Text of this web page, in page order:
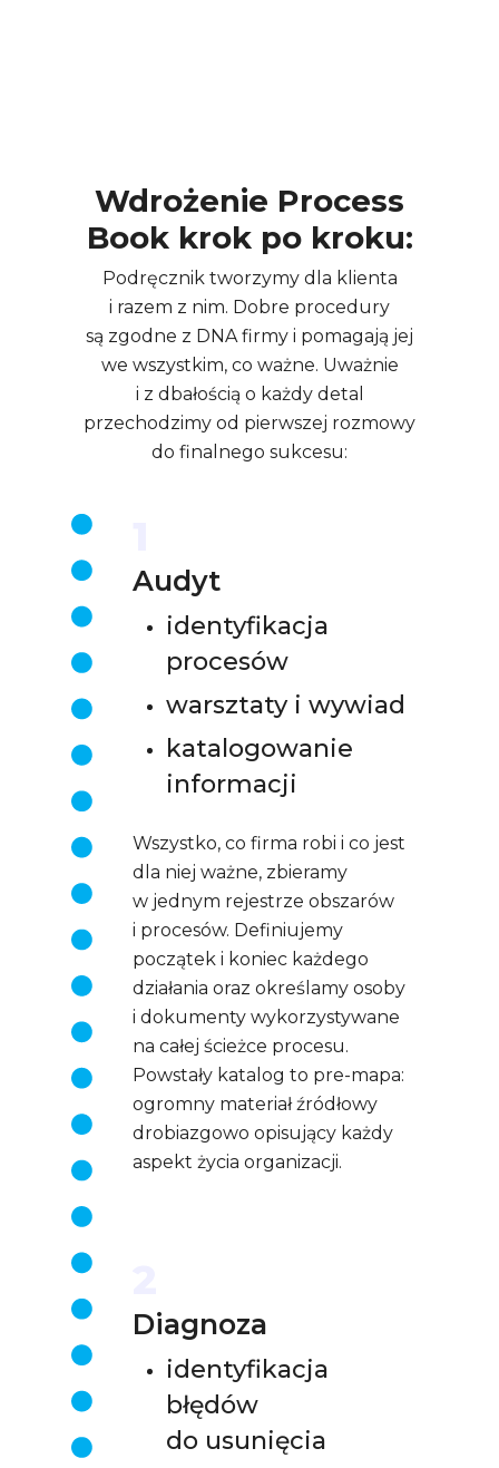
Wdrożenie Process
Book krok po kroku:
Podręcznik tworzymy dla klienta
i razem z nim. Dobre procedury
są zgodne z DNA firmy i pomagają jej
we wszystkim, co ważne. Uważnie
i z dbałością o każdy detal
przechodzimy od pierwszej rozmowy
do finalnego sukcesu:
Audyt
identyfikacja
procesów
warsztaty i wywiad
katalogowanie
informacji
Wszystko, co firma robi i co jest
dla niej ważne, zbieramy
w jednym rejestrze obszarów
i procesów. Definiujemy
początek i koniec każdego
działania oraz określamy osoby
i dokumenty wykorzystywane
na całej ścieżce procesu.
Powstały katalog to pre-mapa:
ogromny materiał źródłowy
drobiazgowo opisujący każdy
aspekt życia organizacji.
Diagnoza
identyfikacja
błędów
do usunięcia